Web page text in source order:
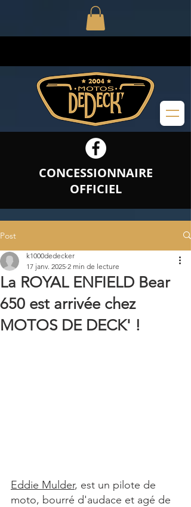
CONCESSIONNAIRE
OFFICIEL
Post
La ROYAL ENFIELD Bear
650 est arrivée chez
MOTOS DE DECK' !
k1000dedecker
17 janv. 2025 2 min de lecture
Eddie Mulder, est un pilote de
moto, bourré d'audace et agé de